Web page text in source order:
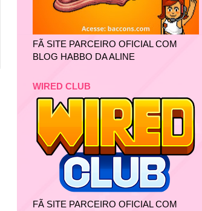
FÃ SITE PARCEIRO OFICIAL COM
BLOG HABBO DA ALINE
WIRED CLUB
FÃ SITE PARCEIRO OFICIAL COM